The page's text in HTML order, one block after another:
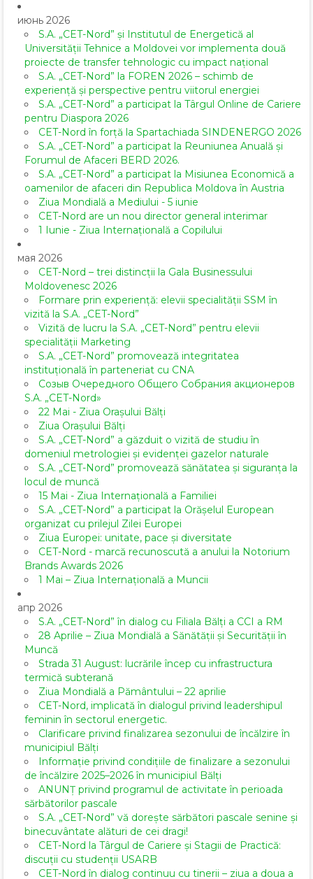
июнь 2026
S.A. „CET-Nord” și Institutul de Energetică al
Universității Tehnice a Moldovei vor implementa două
proiecte de transfer tehnologic cu impact național
S.A. „CET-Nord” la FOREN 2026 – schimb de
experiență și perspective pentru viitorul energiei
S.A. „CET-Nord” a participat la Târgul Online de Cariere
pentru Diaspora 2026
CET-Nord în forță la Spartachiada SINDENERGO 2026
S.A. „CET-Nord” a participat la Reuniunea Anuală și
Forumul de Afaceri BERD 2026.
S.A. „CET-Nord” a participat la Misiunea Economică a
oamenilor de afaceri din Republica Moldova în Austria
Ziua Mondială a Mediului - 5 iunie
CET-Nord are un nou director general interimar
1 Iunie - Ziua Internațională a Copilului
мая 2026
CET-Nord – trei distincții la Gala Businessului
Moldovenesc 2026
Formare prin experiență: elevii specialității SSM în
vizită la S.A. „CET-Nord”
Vizită de lucru la S.A. „CET-Nord” pentru elevii
specialității Marketing
S.A. „CET-Nord” promovează integritatea
instituțională în parteneriat cu CNA
Созыв Очередного Общего Собрания акционеров
S.A. „CET-Nord»
22 Mai - Ziua Orașului Bălți
Ziua Orașului Bălți
S.A. „CET-Nord” a găzduit o vizită de studiu în
domeniul metrologiei și evidenței gazelor naturale
S.A. „CET-Nord” promovează sănătatea și siguranța la
locul de muncă
15 Mai - Ziua Internațională a Familiei
S.A. „CET-Nord” a participat la Orășelul European
organizat cu prilejul Zilei Europei
Ziua Europei: unitate, pace și diversitate
CET-Nord - marcă recunoscută a anului la Notorium
Brands Awards 2026
1 Mai – Ziua Internațională a Muncii
апр 2026
S.A. „CET-Nord” în dialog cu Filiala Bălți a CCI a RM
28 Aprilie – Ziua Mondială a Sănătății și Securității în
Muncă
Strada 31 August: lucrările încep cu infrastructura
termică subterană
Ziua Mondială a Pământului – 22 aprilie
CET-Nord, implicată în dialogul privind leadershipul
feminin în sectorul energetic.
Clarificare privind finalizarea sezonului de încălzire în
municipiul Bălți
Informație privind condițiile de finalizare a sezonului
de încălzire 2025–2026 în municipiul Bălți
ANUNȚ privind programul de activitate în perioada
sărbătorilor pascale
S.A. „CET-Nord” vă dorește sărbători pascale senine și
binecuvântate alături de cei dragi!
CET-Nord la Târgul de Cariere și Stagii de Practică:
discuții cu studenții USARB
CET-Nord în dialog continuu cu tinerii – ziua a doua a